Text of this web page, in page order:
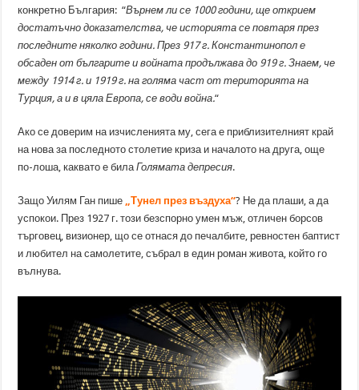
конкретно България: “Върнем ли се 1000 години, ще открием
достатъчно доказателства, че историята се повтаря през
последните няколко години. През 917 г. Константинопол е
обсаден от българите и войната продължава до 919 г. Знаем, че
между 1914 г. и 1919 г. на голяма част от територията на
Турция, а и в цяла Европа, се води война.“
Ако се доверим на изчисленията му, сега е приблизителният край
на нова за последното столетие криза и началото на друга, още
по-лоша, каквато е билаГолямата депресия.
Защо Уилям Ган пише „Тунел през въздуха“? Не да плаши, а да
успокои. През 1927 г. този безспорно умен мъж, отличен борсов
търговец, визионер, що се отнася до печалбите, ревностен баптист
и любител на самолетите, събрал в един роман живота, който го
вълнува.